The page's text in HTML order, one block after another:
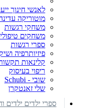
לאנשי חינוך
מוטוריקה
משחקי רגשות
משחקים
ספרי רגשות
פיזיותרפיה
קלינאות
ריפוי בעיסוק
שובי - Schubi
שלי זאנטקרן
ספרי ילדים ילדים